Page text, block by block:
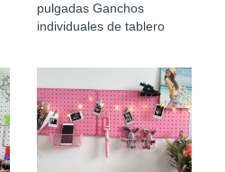
pulgadas Ganchos
individuales de tablero